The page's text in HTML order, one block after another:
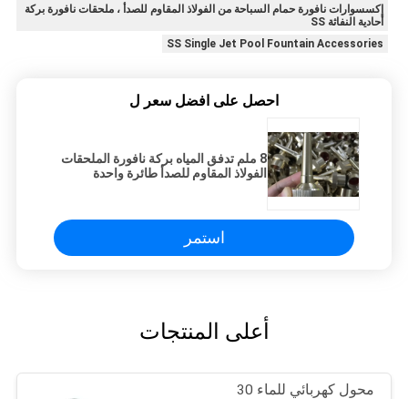
إكسسوارات نافورة حمام السباحة من الفولاذ المقاوم للصدأ ، ملحقات نافورة بركة
أحادية النفاثة SS
SS Single Jet Pool Fountain Accessories
احصل على افضل سعر ل
8 ملم تدفق المياه بركة نافورة الملحقات
الفولاذ المقاوم للصدأ طائرة واحدة
استمر
أعلى المنتجات
محول كهربائي للماء 30